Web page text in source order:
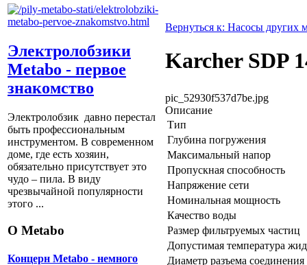
Электролобзики
Metabo - первое
знакомство
Электролобзик давно перестал
быть профессиональным
инструментом. В современном
доме, где есть хозяин,
обязательно присутствует это
чудо – пила. В виду
чрезвычайной популярности
этого ...
О Metabo
Концерн Metabo - немного
Вернуться к: Насосы других
Karcher SDP
pic_52930f537d7be.jpg
Описание
Тип
Глубина погружения
Максимальный напор
Пропускная способность
Напряжение сети
Номинальная мощность
Качество воды
Размер фильтруемых частиц
Допустимая температура
Диаметр разъема соединения